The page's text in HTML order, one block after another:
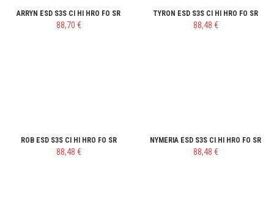
ARRYN ESD S3S CI HI HRO FO SR
88,70 €
TYRON ESD S3S CI HI HRO FO SR
88,48 €
ROB ESD S3S CI HI HRO FO SR
88,48 €
NYMERIA ESD S3S CI HI HRO FO SR
88,48 €